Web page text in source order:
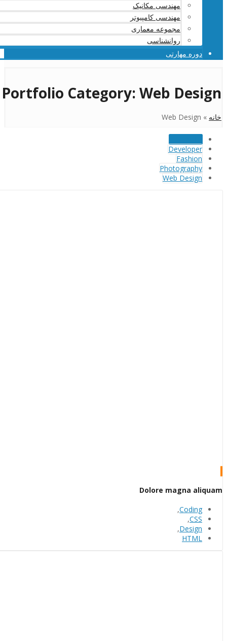
مهندسی مکانیک
مهندسی کامپیوتر
مجموعه معماری
روانشناسی
دوره مهارتی
Portfolio Category: Web Design
خانه »
Web Design
Developer
Fashion
Photography
Web Design
Dolore magna aliquam
Coding
,
CSS
,
Design
,
HTML